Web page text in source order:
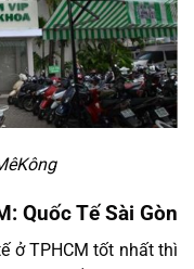
Quốc Tế Sài Gòn
ở TPHCM tốt nhất thì